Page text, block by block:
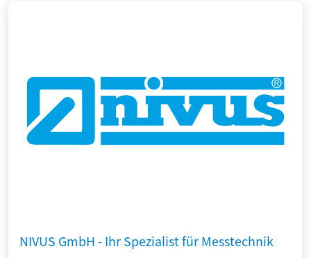
NIVUS GmbH - Ihr Spezialist für Messtechnik